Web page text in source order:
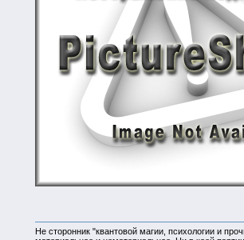
Не сторонник "квантовой магии, психологии и